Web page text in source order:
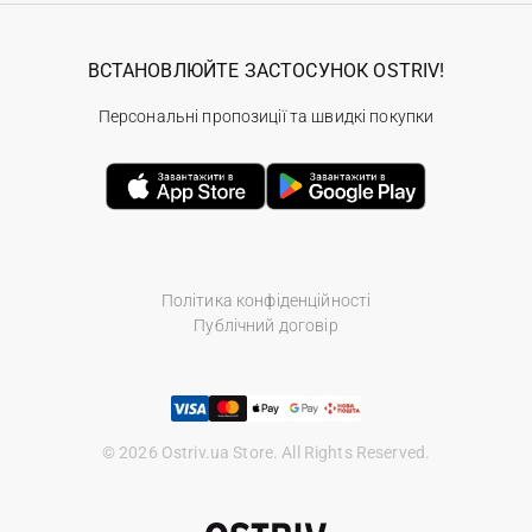
Політика конфіденційності
Публічний договір
© 2026 Ostriv.ua Store. All Rights Reserved.
ВСТАНОВЛЮЙТЕ ЗАСТОСУНОК OSTRIV!
Персональні пропозиції та швидкі покупки